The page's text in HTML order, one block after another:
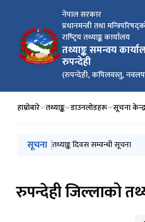
नेपाल सरकार
प्रधानमन्त्री तथा
राष्‍ट्रिय तथ्याङ्क कार्यालय
तथ्याङ्क समन्वय
रुपन्देही
(रुपन्देही, कपिलवस्तु,
हाम्रोबारे तथ्याङ्क डाउनलोडहरू सूचना केन्द्र
मुख्य नेभिगेसनमा जानुहोस्
सूचना तथ्याङ्क दिवस सम्वन्धी सूचना
रुपन्देही जिल्लाको